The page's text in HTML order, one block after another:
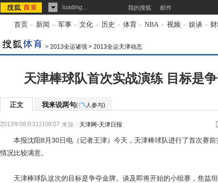
loading... 我的搜狐 邮件
首页 - 新闻 - 军事 - 文化 - 历史 - 体育 - NBA - 视频 - 娱谈 -
> 2013全运诸强 > 2013全运天津动态
天津棒球队首次实战演练 目标是
正文 我来说两句( 人参与)
2013年08月31日08:07 来源： 天津网-天津日报
本报沈阳8月30日电（记者王津）今天，天津棒球队进行了首次赛前
情况比较满意。
天津棒球队这次的目标是争夺金牌。谈及即将开始的小组赛，焦益坦